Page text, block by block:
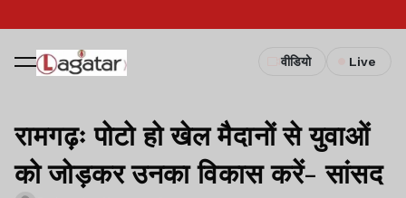
वीडियो Live
रामगढ़ः पोटो हो खेल मैदानों से युवाओं
को जोड़कर उनका विकास करें- सांसद